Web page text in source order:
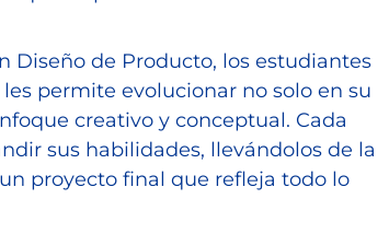
Diseño de Producto, los estudiantes
permite evolucionar no solo en su
creativo y conceptual. Cada
sus habilidades, llevándolos de la
proyecto final que refleja todo lo